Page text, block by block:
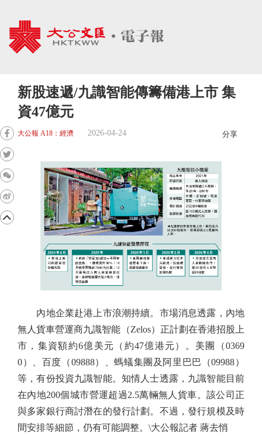
新股速遞/九識智能傳籌備港上市 集
資47億元
大公報 A18：經濟 2026-04-24 分享
內地企業赴港上市浪潮持續。市場消息透露，內地
無人貨車營運商九識智能（Zelos）正計劃在香港招股上
市，集資額約6億美元（約47億港元）。美團（0369
0）、百度（09888）、螞蟻集團及阿里巴巴（09988）
等，有份投資九識智能。知情人士透露，九識智能目前
在內地200個城市營運超過2.5萬輛無人貨車。該公司正
與多家銀行商討潛在的發行計劃。不過，發行規模及時
間安排等細節，仍有可能調整。\大公報記者 蔣去悄